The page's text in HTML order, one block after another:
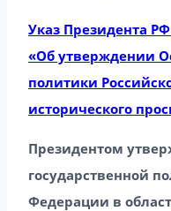
Указ Президента
«Об утверждении
политики
исторического
Президентом
государственной
Федерации в